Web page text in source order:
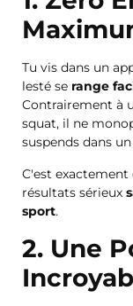
Tu vis dans un
lesté se range
Contrairement à
squat, il ne
suspends dans
C'est exactement
résultats sérieux
sport.
2. Une